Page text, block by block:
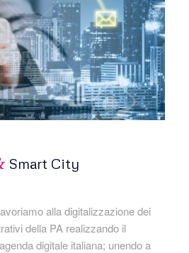
Smart City
alla digitalizzazione dei
della PA realizzando il
digitale italiana; unendo a